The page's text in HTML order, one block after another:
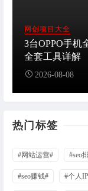
网创项目大全
3台OPPO手机
全套工具详解
2026-08-08
热门标签
#网站运营# #seo
#seo赚钱# #个人